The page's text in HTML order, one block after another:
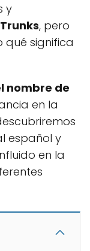
y
Trunks, pero
significa
nombre de
en la
español y
en la